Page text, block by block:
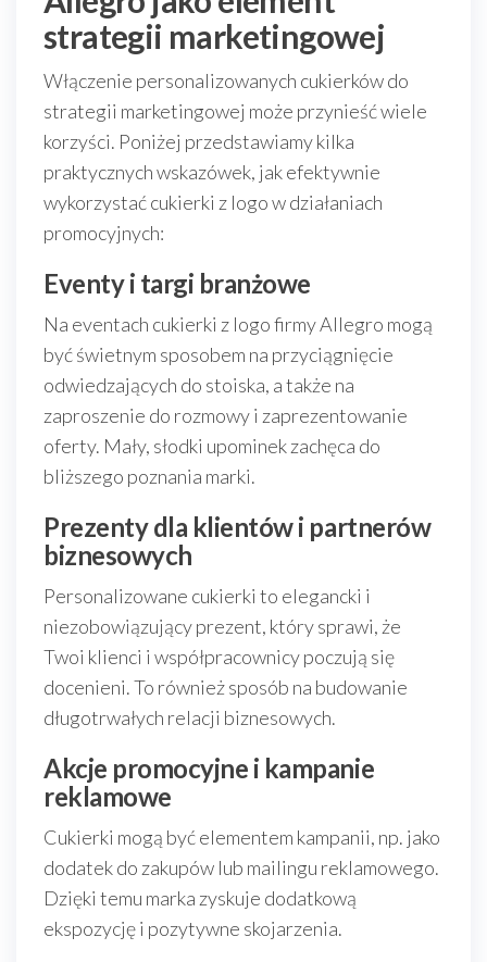
strategii marketingowej
Włączenie personalizowanych cukierków do
strategii marketingowej może przynieść wiele
korzyści. Poniżej przedstawiamy kilka
praktycznych wskazówek, jak efektywnie
wykorzystać cukierki z logo w działaniach
promocyjnych:
Eventy i targi branżowe
Na eventach cukierki z logo firmy Allegro mogą
być świetnym sposobem na przyciągnięcie
odwiedzających do stoiska, a także na
zaproszenie do rozmowy i zaprezentowanie
oferty. Mały, słodki upominek zachęca do
bliższego poznania marki.
Prezenty dla klientów i partnerów
biznesowych
Personalizowane cukierki to elegancki i
niezobowiązujący prezent, który sprawi, że
Twoi klienci i współpracownicy poczują się
docenieni. To również sposób na budowanie
długotrwałych relacji biznesowych.
Akcje promocyjne i kampanie
reklamowe
Cukierki mogą być elementem kampanii, np. jako
dodatek do zakupów lub mailingu reklamowego.
Dzięki temu marka zyskuje dodatkową
ekspozycję i pozytywne skojarzenia.